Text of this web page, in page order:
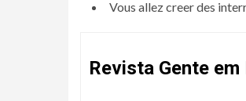
Vous allez creer des
Revista Gente